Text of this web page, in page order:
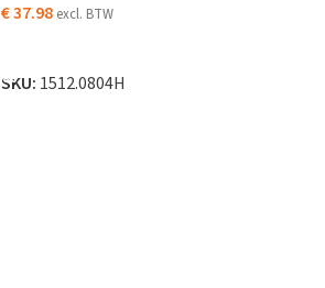
€37.98 excl. BTW
SKU: 1512.0804H